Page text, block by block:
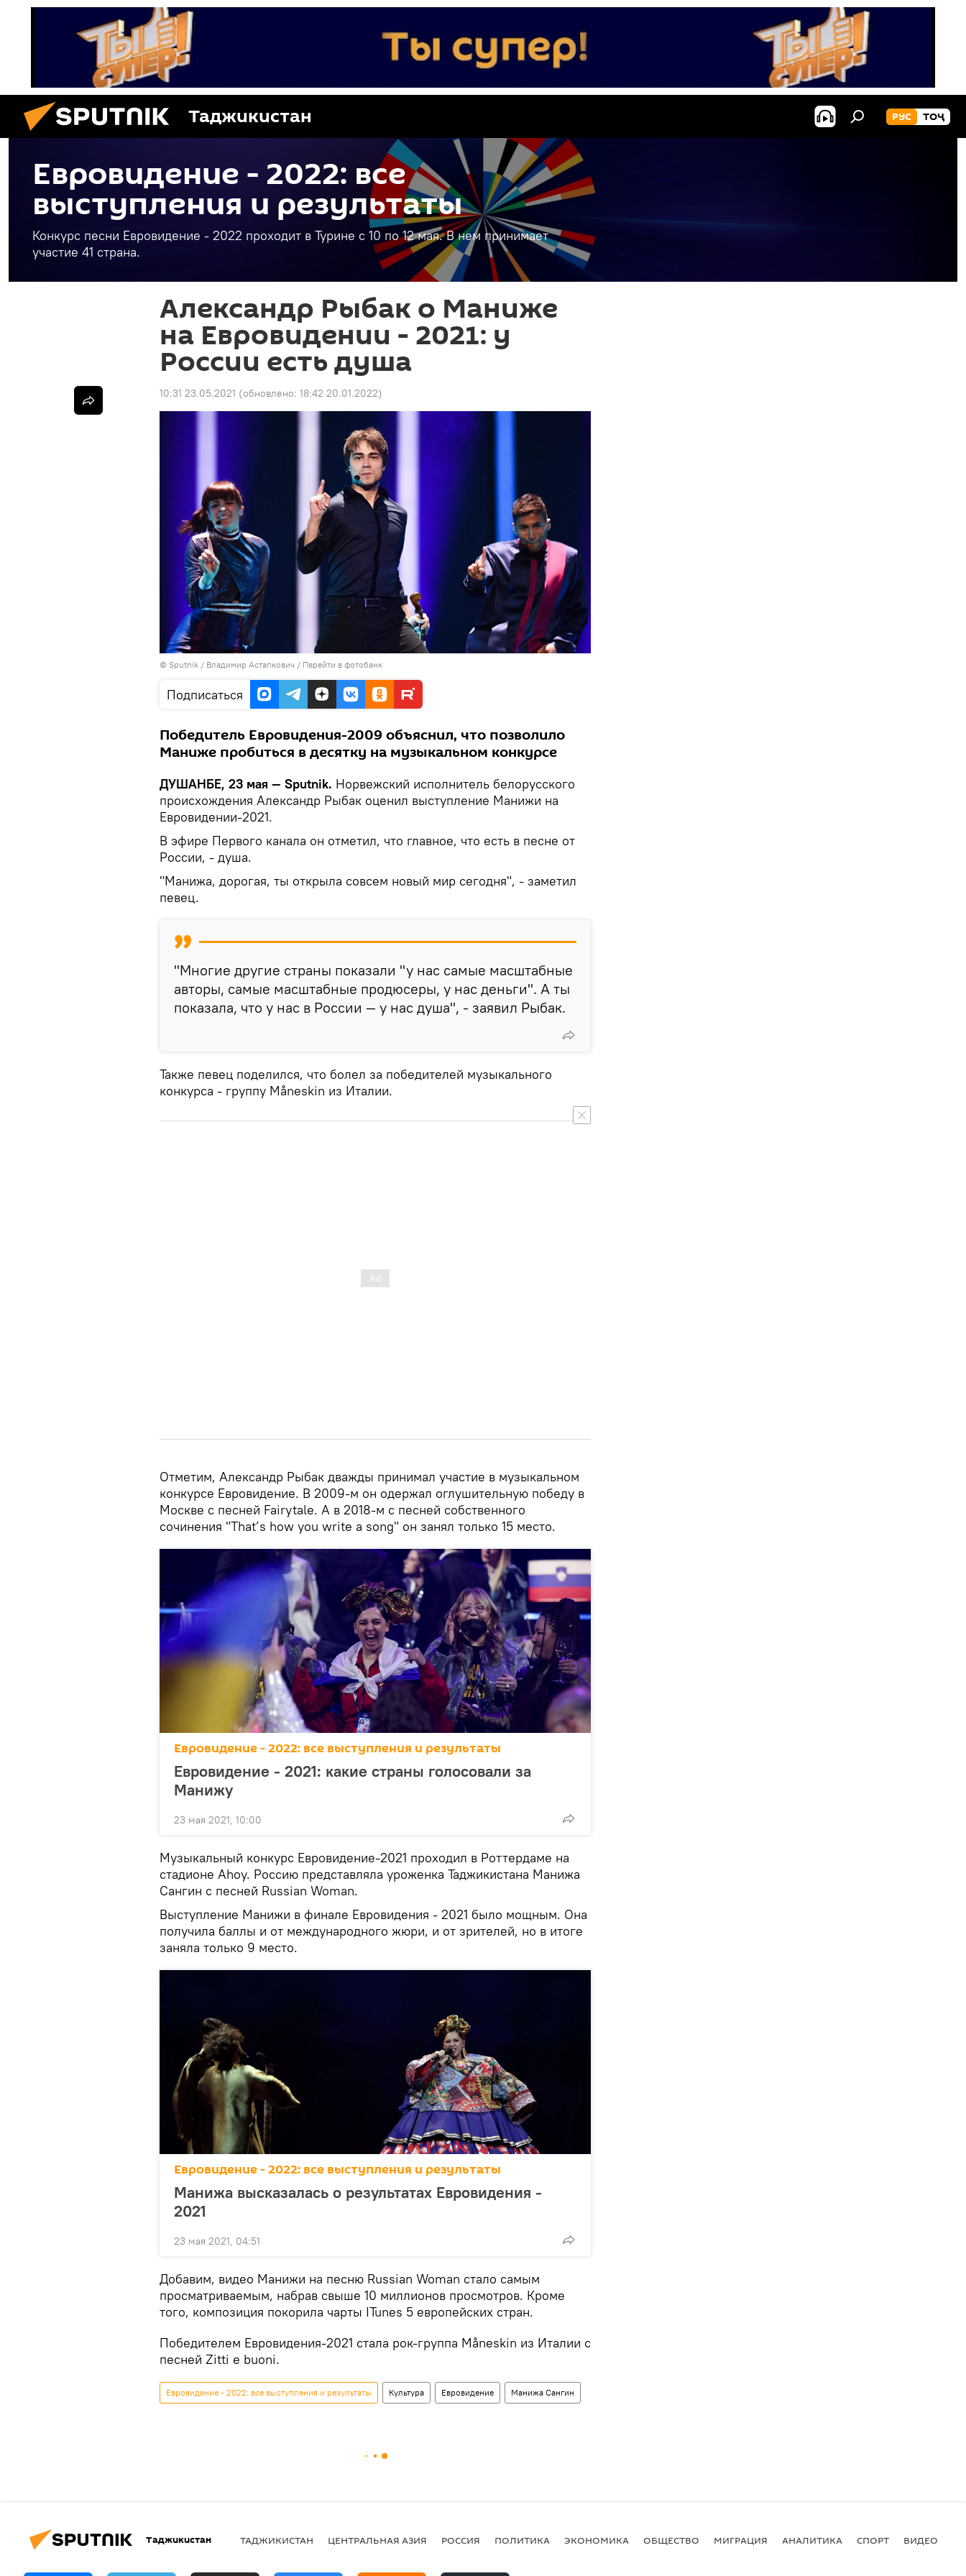
Таджикистан РУС ТОҶ
Евровидение - 2022: все
выступления и результаты
Конкурс песни Евровидение - 2022 проходит в Турине с 10 по 12 мая. В нем принимает
участие 41 страна.
Александр Рыбак о Маниже
на Евровидении - 2021: у
России есть душа
10:31 23.05.2021 (обновлено: 18:42 20.01.2022)
© Sputnik / Владимир Астапкович / Перейти в фотобанк
Подписаться
Победитель Евровидения-2009 объяснил, что позволило
Маниже пробиться в десятку на музыкальном конкурсе
ДУШАНБЕ, 23 мая — Sputnik. Норвежский исполнитель белорусского
происхождения Александр Рыбак оценил выступление Манижи на
Евровидении-2021.
В эфире Первого канала он отметил, что главное, что есть в песне от
России, - душа.
"Манижа, дорогая, ты открыла совсем новый мир сегодня", - заметил
певец.
"Многие другие страны показали "у нас самые масштабные
авторы, самые масштабные продюсеры, у нас деньги". А ты
показала, что у нас в России — у нас душа", - заявил Рыбак.
Также певец поделился, что болел за победителей музыкального
конкурса - группу Måneskin из Италии.
Отметим, Александр Рыбак дважды принимал участие в музыкальном
конкурсе Евровидение. В 2009-м он одержал оглушительную победу в
Москве с песней Fairytale. А в 2018-м с песней собственного
сочинения "That’s how you write a song" он занял только 15 место.
Евровидение - 2022: все выступления и результаты
Евровидение - 2021: какие страны голосовали за
Манижу
23 мая 2021, 10:00
Музыкальный конкурс Евровидение-2021 проходил в Роттердаме на
стадионе Ahoy. Россию представляла уроженка Таджикистана Манижа
Сангин с песней Russian Woman.
Выступление Манижи в финале Евровидения - 2021 было мощным. Она
получила баллы и от международного жюри, и от зрителей, но в итоге
заняла только 9 место.
Евровидение - 2022: все выступления и результаты
Манижа высказалась о результатах Евровидения -
2021
23 мая 2021, 04:51
Добавим, видео Манижи на песню Russian Woman стало самым
просматриваемым, набрав свыше 10 миллионов просмотров. Кроме
того, композиция покорила чарты ITunes 5 европейских стран.
Победителем Евровидения-2021 стала рок-группа Måneskin из Италии с
песней Zitti e buoni.
Евровидение - 2022: все выступления и результаты Культура Евровидение Манижа Сангин
Таджикистан ТАДЖИКИСТАН ЦЕНТРАЛЬНАЯ АЗИЯ РОССИЯ ПОЛИТИКА ЭКОНОМИКА ОБЩЕСТВО МИГРАЦИЯ АНАЛИТИКА СПОРТ ВИДЕО